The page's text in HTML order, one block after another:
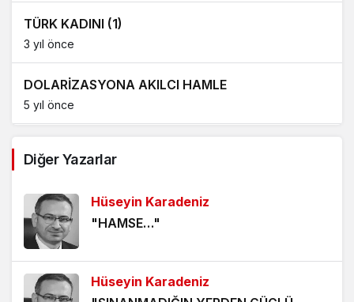
TÜRK KADINI (1)
3 yıl önce
DOLARİZASYONA AKILCI HAMLE
5 yıl önce
5 yıl önce
ÖLÜMÜ BEKLEMEK
5 yıl önce
5 yıl önce
Diğer Yazarlar
Hüseyin Karadeniz
"HAMSE…"
Hüseyin Karadeniz